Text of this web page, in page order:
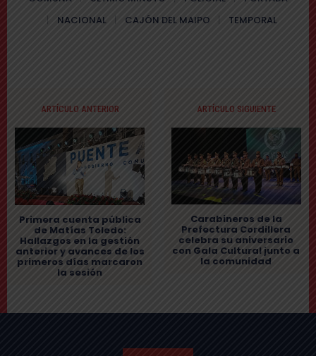
NACIONAL
CAJÓN DEL MAIPO TEMPORAL
ARTÍCULO ANTERIOR
Primera cuenta pública
de Matías Toledo:
Hallazgos en la gestión
anterior y avances de los
primeros días marcaron
la sesión
ARTÍCULO SIGUIENTE
Carabineros de la
Prefectura Cordillera
celebra su aniversario
con Gala Cultural junto a
la comunidad